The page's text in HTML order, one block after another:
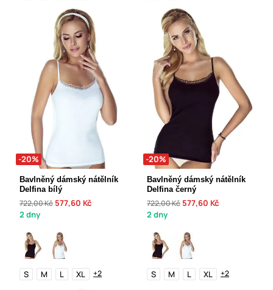
-20%
Bavlněný dámský nátělník
Delfina bílý
722,00 Kč 577,60 Kč
2 dny
S M L XL +2
-20%
Bavlněný dámský nátělník
Delfina černý
722,00 Kč 577,60 Kč
2 dny
S M L XL +2